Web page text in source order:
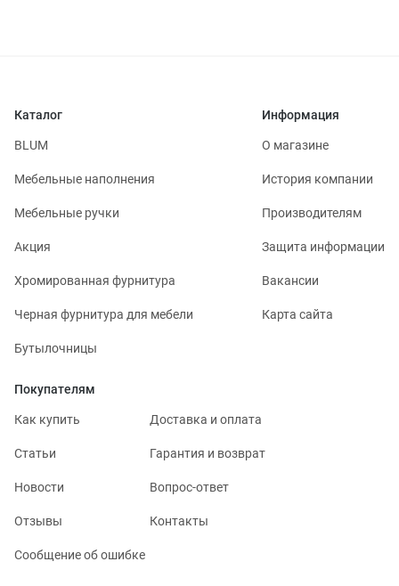
Каталог
BLUM
Мебельные наполнения
Мебельные ручки
Акция
Хромированная фурнитура
Черная фурнитура для мебели
Бутылочницы
Информация
О магазине
История компании
Производителям
Защита информации
Вакансии
Карта сайта
Покупателям
Как купить Доставка и оплата
Статьи Гарантия и возврат
Новости Вопрос-ответ
Отзывы Контакты
Сообщение об ошибке